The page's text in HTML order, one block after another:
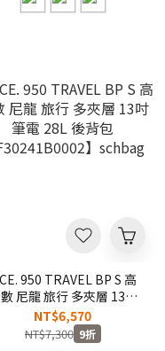
950 TRAVEL BP S 高
尼龍 旅行 多夾層 13吋
筆電 28L 後背包
F30241B0002】schbag
NT$6,570
NT$7,300 9折